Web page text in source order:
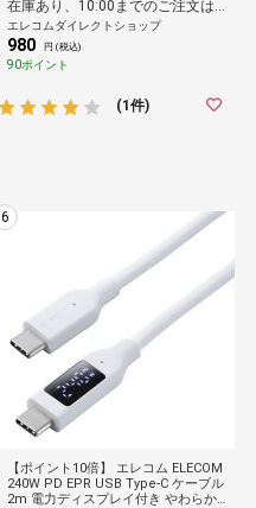
在庫あり、10:00までのご注文は最短即日発送
エレコムダイレクトショップ
980 円 (税込)
90ポイント
(1件)
6
【ポイント10倍】 エレコム ELECOM
240W PD EPR USB Type-C ケーブル
2m 電力ディスプレイ付き やわらか